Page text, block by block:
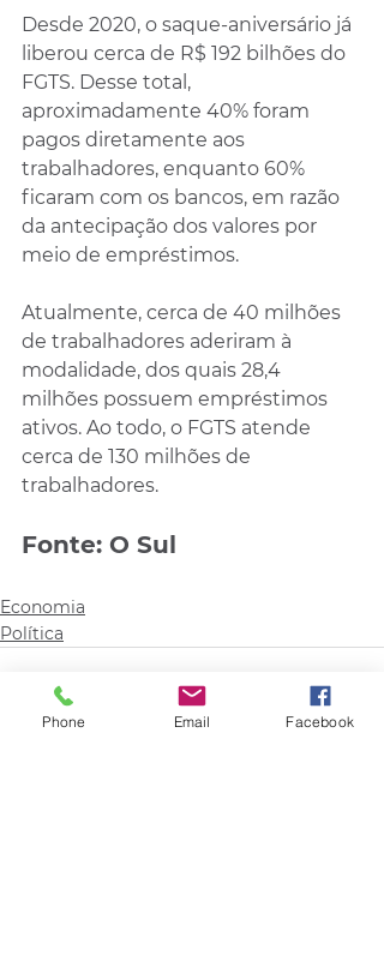
Desde 2020, o saque-aniversário já
liberou cerca de R$ 192 bilhões do
FGTS. Desse total,
aproximadamente 40% foram
pagos diretamente aos
trabalhadores, enquanto 60%
ficaram com os bancos, em razão
da antecipação dos valores por
meio de empréstimos.
Atualmente, cerca de 40 milhões
de trabalhadores aderiram à
modalidade, dos quais 28,4
milhões possuem empréstimos
ativos. Ao todo, o FGTS atende
cerca de 130 milhões de
trabalhadores.
Fonte: O Sul
Economia
Política
Phone Email Facebook